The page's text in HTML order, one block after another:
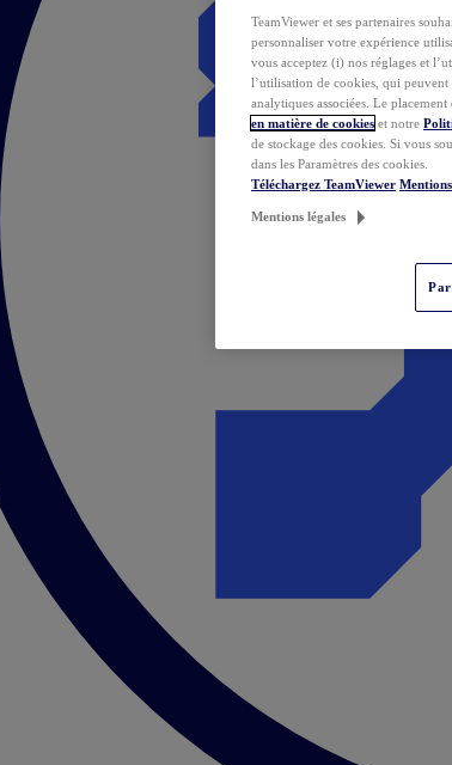
TeamViewer et ses partenaires
personnaliser votre expérience
vous acceptez (i) nos réglages et
l’utilisation de cookies, qui peuvent
analytiques associées. Le
en matière de cookies et notre
de stockage des cookies. Si vous
dans les Paramètres des cookies.
Téléchargez TeamViewer
Mentions légales